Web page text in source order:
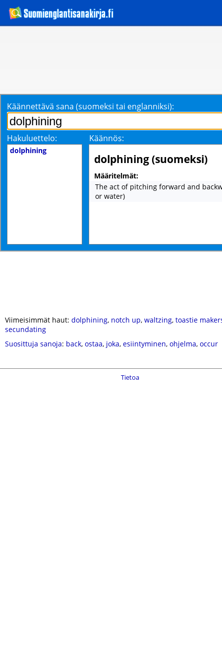
Käännettävä sana (suomeksi tai englanniksi):
Hakuluettelo: Käännös:
dolphining
dolphining (suomeksi)
Määritelmät:
The act of pitching forward and
or water)
Viimeisimmät haut: dolphining, notch up, waltzing, toastie
secundating
Suosittuja sanoja: back, ostaa, joka, esiintyminen, ohjelma, occur
Tietoa